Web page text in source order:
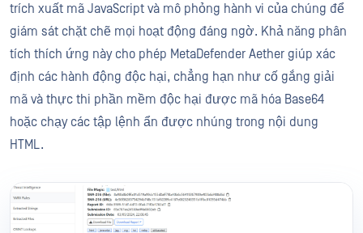
trích xuất mã JavaScript và mô phỏng hành vi của chúng để
giám sát chặt chẽ mọi hoạt động đáng ngờ. Khả năng phân
tích thích ứng này cho phép MetaDefender Aether giúp xác
định các hành động độc hại, chẳng hạn như cố gắng giải
mã và thực thi phần mềm độc hại được mã hóa Base64
hoặc chạy các tập lệnh ẩn được nhúng trong nội dung
HTML.